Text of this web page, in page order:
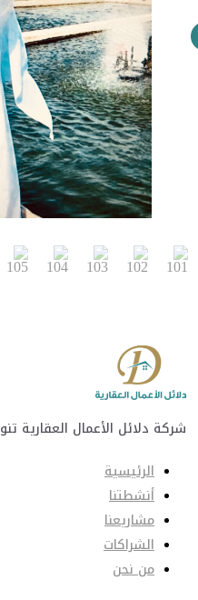
شركة دلائل الأعمال العقارية
الرئيسية
أنشطتنا
مشاريعنا
الشراكات
من نحن